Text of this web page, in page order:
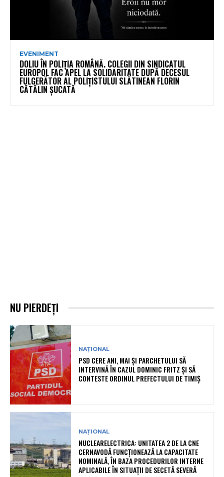
EVENIMENT
DOLIU ÎN POLIȚIA ROMÂNĂ. COLEGII DIN SINDICATUL
EUROPOL FAC APEL LA SOLIDARITATE DUPĂ DECESUL
FULGERĂTOR AL POLIȚISTULUI SLĂTINEAN FLORIN
CĂTĂLIN ȘUCATĂ
NU PIERDEȚI
NAȚIONAL
PSD CERE ANI, MAI ȘI PARCHETULUI SĂ
INTERVINĂ ÎN CAZUL DOMINIC FRITZ ȘI SĂ
CONTESTE ORDINUL PREFECTULUI DE TIMIȘ
NAȚIONAL
NUCLEARELECTRICA: UNITATEA 2 DE LA CNE
CERNAVODĂ FUNCȚIONEAZĂ LA CAPACITATE
NOMINALĂ, ÎN BAZA PROCEDURILOR INTERNE
APLICABILE ÎN SITUAȚII DE SECETĂ SEVERĂ